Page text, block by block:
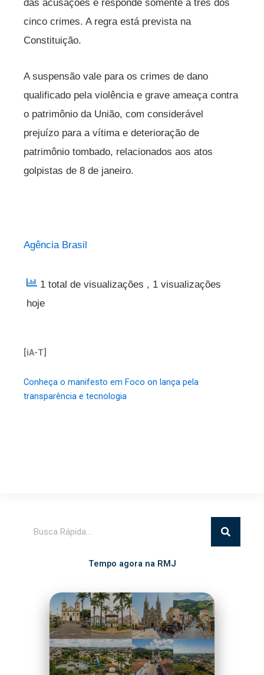
das acusações e responde somente a três dos
cinco crimes. A regra está prevista na
Constituição.
A suspensão vale para os crimes de dano
qualificado pela violência e grave ameaça contra
o patrimônio da União, com considerável
prejuízo para a vítima e deterioração de
patrimônio tombado, relacionados aos atos
golpistas de 8 de janeiro.
Agência Brasil
1 total de visualizações , 1 visualizações
hoje
[iA-T]
Conheça o manifesto em Foco on lança pela
transparência e tecnologia
Tempo agora na RMJ
Itupeva
17°C
Nublado